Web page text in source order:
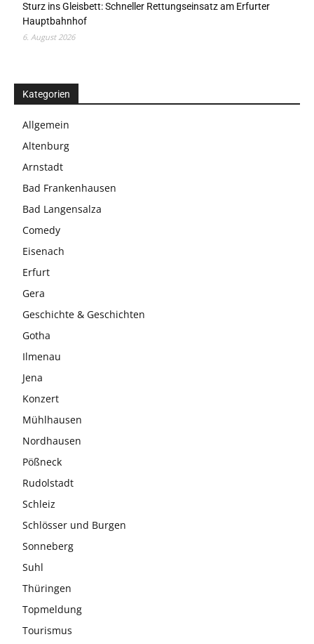
Sturz ins Gleisbett: Schneller Rettungseinsatz am Erfurter
Hauptbahnhof
6. August 2026
Kategorien
Allgemein
Altenburg
Arnstadt
Bad Frankenhausen
Bad Langensalza
Comedy
Eisenach
Erfurt
Gera
Geschichte & Geschichten
Gotha
Ilmenau
Jena
Konzert
Mühlhausen
Nordhausen
Pößneck
Rudolstadt
Schleiz
Schlösser und Burgen
Sonneberg
Suhl
Thüringen
Topmeldung
Tourismus